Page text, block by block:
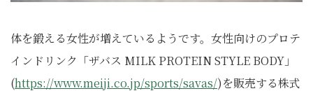
体を鍛える女性が増えているようです。女性向けのプロテ
インドリンク「ザバス MILK PROTEIN STYLE BODY」
(https://www.meiji.co.jp/sports/savas/)を販売する株式